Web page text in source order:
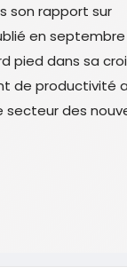
son rapport sur
en septembre
pied dans sa
de productivité
secteur des